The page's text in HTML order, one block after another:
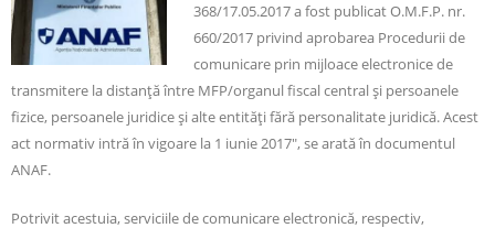
368/17.05.2017 a fost publicat O.M.F.P. nr.
660/2017 privind aprobarea Procedurii de
comunicare prin mijloace electronice de
transmitere la distanță între MFP/organul fiscal central și persoanele
fizice, persoanele juridice și alte entități fără personalitate juridică. Acest
act normativ intră în vigoare la 1 iunie 2017″, se arată în documentul
ANAF.
Potrivit acestuia, serviciile de comunicare electronică, respectiv,